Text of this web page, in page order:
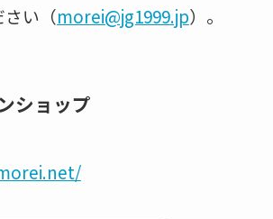
さい（morei@jg1999.jp）。
ショップ